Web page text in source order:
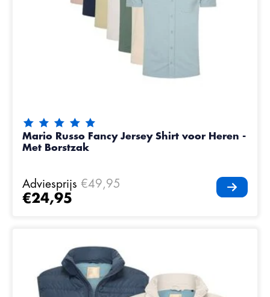
De beoordeling van dit product is
Mario Russo Fancy Jersey Shirt voor Heren -
Met Borstzak
Adviesprijs €49,95
€24,95